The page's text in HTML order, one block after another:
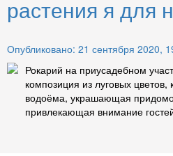
растения я для
Опубликовано: 21 сентября 2020,
Рокарий на приусадебном
композиция из луговых
водоёма, украшающая
привлекающая внимание